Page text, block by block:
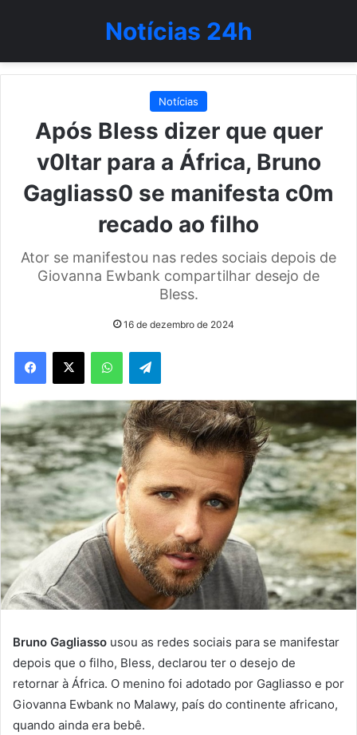
Notícias 24h
Notícias
Após Bless dizer que quer
v0ltar para a África, Bruno
Gagliass0 se manifesta c0m
recado ao filho
Ator se manifestou nas redes sociais depois de
Giovanna Ewbank compartilhar desejo de
Bless.
16 de dezembro de 2024
WhatsAppTelegram
Bruno Gagliasso usou as redes sociais para se manifestar
depois que o filho, Bless, declarou ter o desejo de
retornar à África. O menino foi adotado por Gagliasso e por
Giovanna Ewbank no Malawy, país do continente africano,
quando ainda era bebê.